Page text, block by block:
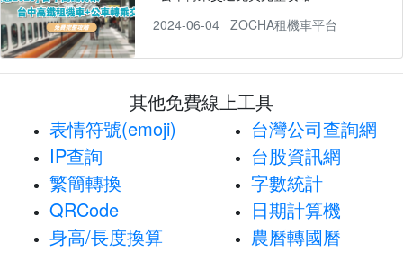
2024-06-04
ZOCHA租機車平台
其他免費線上工具
表情符號(emoji)
IP查詢
繁簡轉換
QRCode
身高/長度換算
台灣公司查詢網
台股資訊網
字數統計
日期計算機
農曆轉國曆